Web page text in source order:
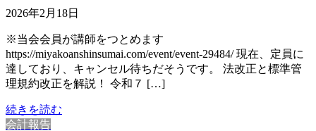
2026年2月18日
※当会会員が講師をつとめます
https://miyakoanshinsumai.com/event/event-29484/ 現在、定員に
達しており、キャンセル待ちだそうです。 法改正と標準管
理規約改正を解説！ 令和７ […]
続きを読む
会計報告